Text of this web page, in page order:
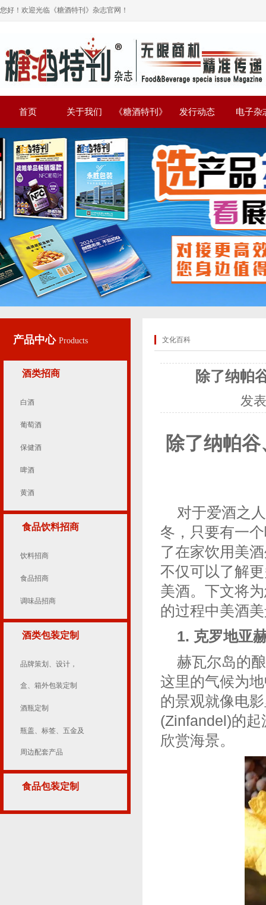
您好！欢迎光临《糖酒特刊》杂志官网！
首页 关于我们 《糖酒特刊》 发行动态 电子杂
产品中心 Products
酒类招商
白酒
葡萄酒
保健酒
啤酒
黄酒
食品饮料招商
饮料招商
食品招商
调味品招商
酒类包装定制
品牌策划、设计，
盒、箱外包装定制
酒瓶定制
瓶盖、标签、五金及
周边配套产品
食品包装定制
文化百科
除了纳帕
发
除了纳帕
对于爱酒之
冬，只要有一
了在家饮用美
不仅可以了解
美酒。下文将
的过程中美酒
1. 克罗地亚
赫瓦尔岛的
这里的气候为
的景观就像电
(Zinfandel)的
欣赏海景。